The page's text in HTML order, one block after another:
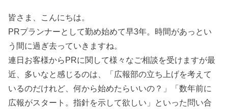
皆さま、こんにちは。
PRプランナーとして勤め始めて早3年。時間があっとい
う間に過ぎ去っていきますね。
連日お客様からPRに関して様々なご相談を受けますが最
近、多いなと感じるのは、「広報部の立ち上げを考えて
いるのだけれど、何から始めたらいいの？」「数年前に
広報がスタート。指針を示して欲しい」といった問い合